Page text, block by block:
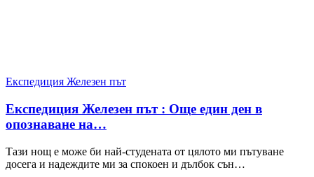
Експедиция Железен път
Експедиция Железен път : Още един ден в
опознаване на…
Тази нощ е може би най-студената от цялото ми пътуване
досега и надеждите ми за спокоен и дълбок сън…